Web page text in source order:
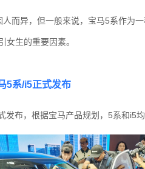
而异，但一般来说，宝马5系作为
女生的重要因素。
5系/i5正式发布
布，根据宝马产品规划，5系和i5均